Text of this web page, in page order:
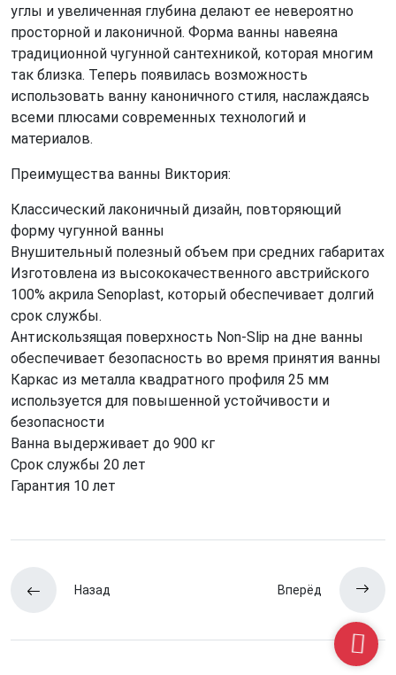
углы и увеличенная глубина делают ее невероятно
просторной и лаконичной. Форма ванны навеяна
традиционной чугунной сантехникой, которая многим
так близка. Теперь появилась возможность
использовать ванну каноничного стиля, наслаждаясь
всеми плюсами современных технологий и
материалов.
Преимущества ванны Виктория:
Классический лаконичный дизайн, повторяющий
форму чугунной ванны
Внушительный полезный объем при средних габаритах
Изготовлена из высококачественного австрийского
100% акрила Senoplast, который обеспечивает долгий
срок службы.
Антискользящая поверхность Non-Slip на дне ванны
обеспечивает безопасность во время принятия ванны
Каркас из металла квадратного профиля 25 мм
используется для повышенной устойчивости и
безопасности
Ванна выдерживает до 900 кг
Срок службы 20 лет
Гарантия 10 лет
Назад Вперёд